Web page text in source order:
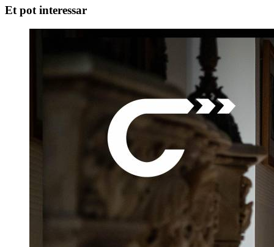
Et pot interessar